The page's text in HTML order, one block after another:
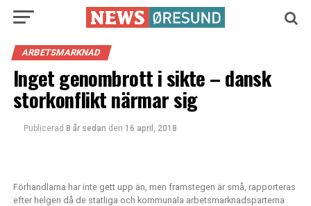
ARBETSMARKNAD
Inget genombrott i sikte – dansk
storkonflikt närmar sig
Publicerad 8 år sedan den 16 april, 2018
Förhandlarna har inte gett upp än, men framstegen är små, rapporteras
efter helgen då de statliga och kommunala arbetsmarknadsparterna